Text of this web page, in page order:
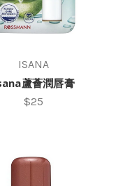
ISANA
蘆薈潤唇膏
$25